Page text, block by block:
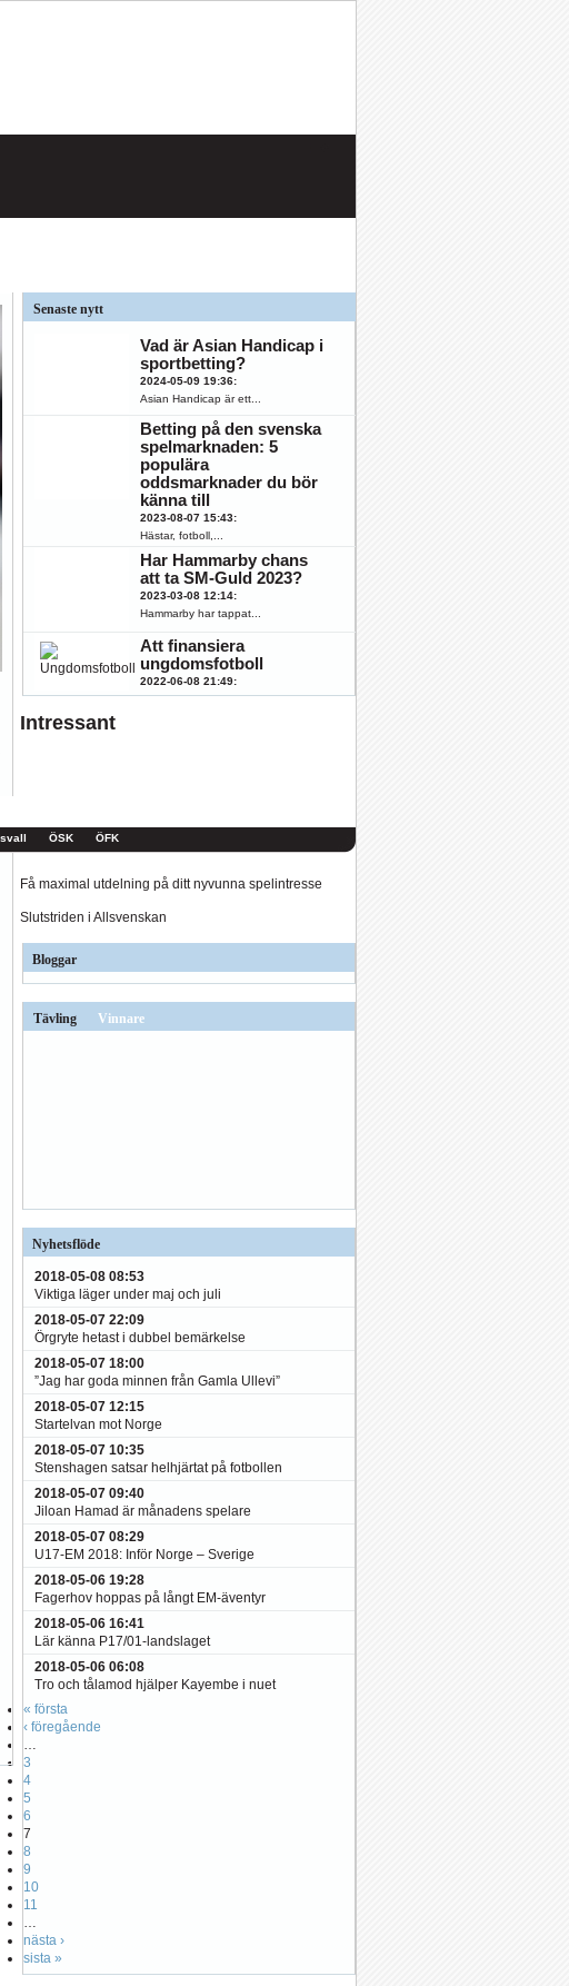
ÖSK ÖFK
Senaste nytt
Vad är Asian Handicap i
sportbetting?
2024-05-09 19:36:
Asian Handicap är ett...
Betting på den svenska
spelmarknaden: 5
populära
oddsmarknader du bör
känna till
2023-08-07 15:43:
Hästar, fotboll,...
Har Hammarby chans
att ta SM-Guld 2023?
2023-03-08 12:14:
Hammarby har tappat...
Att finansiera
ungdomsfotboll
2022-06-08 21:49:
Fotboll engagerar...
Intressant
Få maximal utdelning på ditt nyvunna spelintresse
Slutstriden i Allsvenskan
Bloggar
Tävling Vinnare
Nyhetsflöde
2018-05-08 08:53
Viktiga läger under maj och juli
2018-05-07 22:09
Örgryte hetast i dubbel bemärkelse
2018-05-07 18:00
”Jag har goda minnen från Gamla Ullevi”
2018-05-07 12:15
Startelvan mot Norge
2018-05-07 10:35
Stenshagen satsar helhjärtat på fotbollen
2018-05-07 09:40
Jiloan Hamad är månadens spelare
2018-05-07 08:29
U17-EM 2018: Inför Norge – Sverige
2018-05-06 19:28
Fagerhov hoppas på långt EM-äventyr
2018-05-06 16:41
Lär känna P17/01-landslaget
2018-05-06 06:08
Tro och tålamod hjälper Kayembe i nuet
« första
‹ föregående
3
4
5
6
7
8
9
10
11
nästa ›
sista »